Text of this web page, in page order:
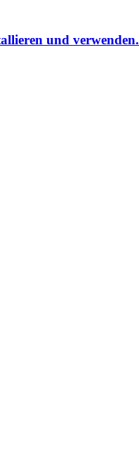
und verwenden.